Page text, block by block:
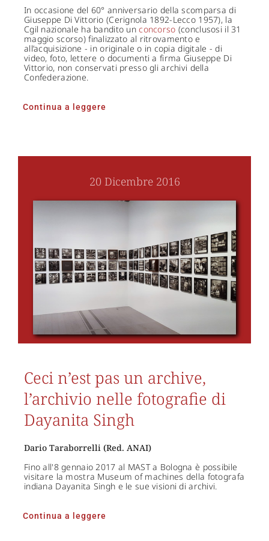
In occasione del 60° anniversario della scomparsa di
Giuseppe Di Vittorio (Cerignola 1892-Lecco 1957), la
Cgil nazionale ha bandito unconcorso (conclusosi il 31
maggio scorso) finalizzato al ritrovamento e
all’acquisizione - in originale o in copia digitale - di
video, foto, lettere o documenti a firma Giuseppe Di
Vittorio, non conservati presso gli archivi della
Confederazione.
Continua a leggere
20 Dicembre 2016
Ceci n’est pas un archive,
l’archivio nelle fotografie di
Dayanita Singh
Dario Taraborrelli (Red. ANAI)
Fino all'8 gennaio 2017 al MAST a Bologna è possibile
visitare la mostra Museum of machines della fotografa
indiana Dayanita Singh e le sue visioni di archivi.
Continua a leggere